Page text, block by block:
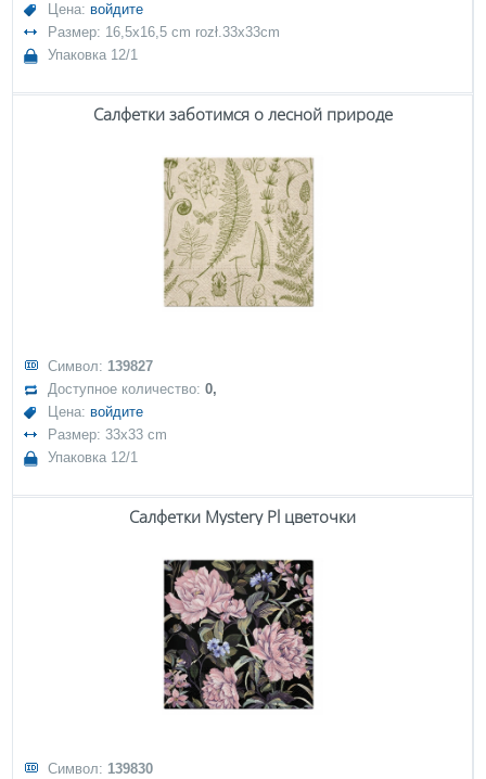
Цена: войдите
Размер: 16,5x16,5 cm rozł.33x33cm
Упаковка 12/1
Салфетки заботимся о лесной природе
Символ: 139827
Доступное количество:0,
Цена: войдите
Размер: 33x33 cm
Упаковка 12/1
Салфетки Mystery Pl цветочки
Символ: 139830